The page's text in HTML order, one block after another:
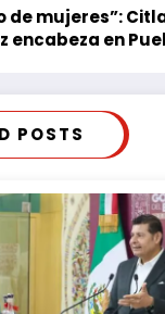
de mujeres”:
encabeza en
POSTS